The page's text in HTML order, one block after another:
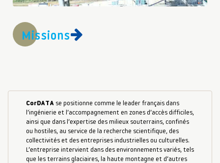
Missions
CorDATA se positionne comme le leader français dans
l’ingénierie et l’accompagnement en zones d’accès difficiles,
ainsi que dans l’expertise des milieux souterrains, confinés
ou hostiles, au service de la recherche scientifique, des
collectivités et des entreprises industrielles ou culturelles.
L’entreprise intervient dans des environnements variés, tels
que les terrains glaciaires, la haute montagne et d’autres